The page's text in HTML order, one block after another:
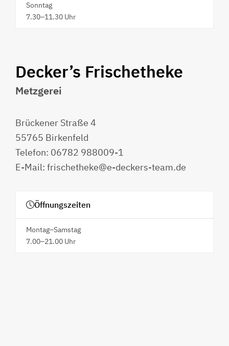
Sonntag
7.30–11.30 Uhr
Decker’s Frischetheke
Metzgerei
Brückener Straße 4
55765 Birkenfeld
Telefon: 06782 988009-1
E-Mail: frischetheke@e-deckers-team.de
Öffnungszeiten
Montag–Samstag
7.00–21.00 Uhr